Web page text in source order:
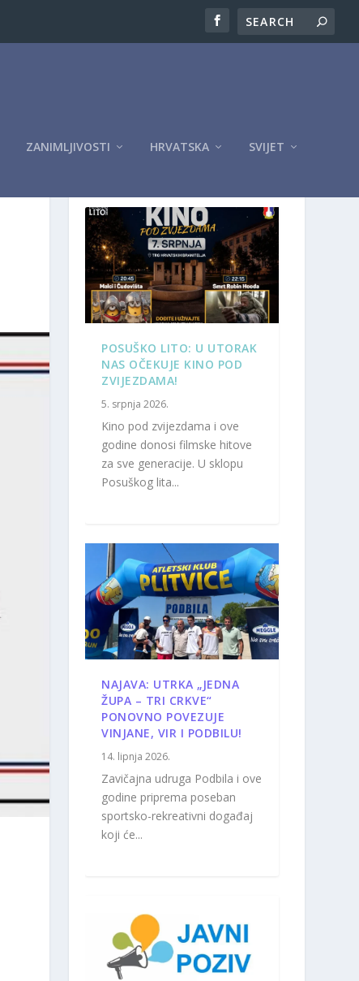
ZANIMLJIVOSTI HRVATSKA SVIJET
POSUŠKO LITO: U UTORAK
NAS OČEKUJE KINO POD
ZVIJEZDAMA!
5. srpnja 2026.
Kino pod zvijezdama i ove
godine donosi filmske hitove
za sve generacije. U sklopu
Posuškog lita...
NAJAVA: UTRKA „JEDNA
ŽUPA – TRI CRKVE“
PONOVNO POVEZUJE
VINJANE, VIR I PODBILU!
14. lipnja 2026.
Zavičajna udruga Podbila i ove
godine priprema poseban
sportsko-rekreativni događaj
koji će...